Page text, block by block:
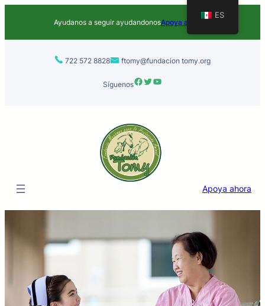
Ayudanos a seguir ayudandonosApoya ahora
722 572 8828 ftomy@fundacion tomy.org
SíguenosFacebook Twitter YouTube
Apoya ahora
ES